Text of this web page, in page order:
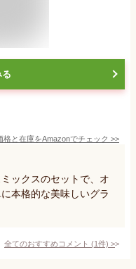
格と在庫をAmazonでチェック >>
ックスのセットで、オ
本格的な美味しいグラ
全てのおすすめコメント (1件) >